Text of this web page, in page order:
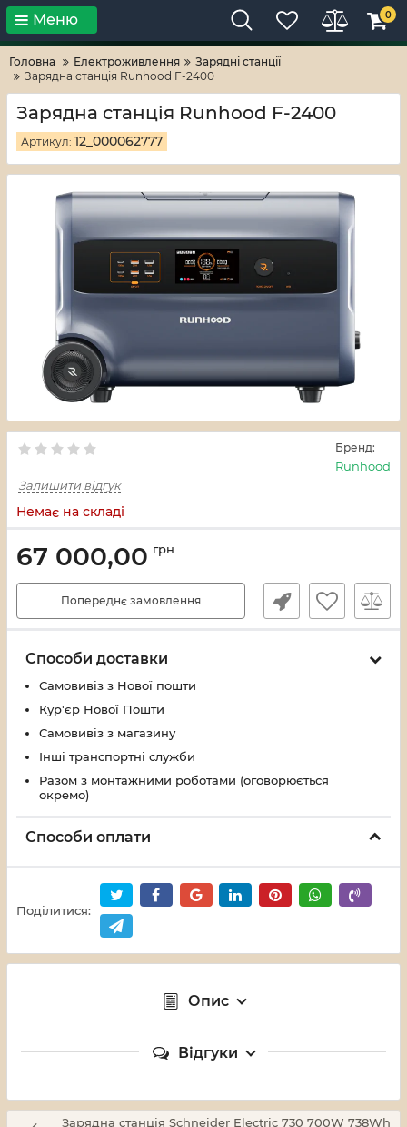
Тільки високі технології! RV-ZAFT
Меню 0
Головна Електроживлення
Зарядні станції
Зарядна станція Runhood F-2400
Зарядна станція Runhood F-2400
Артикул: 12_000062777
Бренд:
Runhood
Залишити відгук
Немає на складі
67 000,00 грн
Попереднє замовлення
Способи доставки
Самовивіз з Нової пошти
Кур'єр Нової Пошти
Самовивіз з магазину
Інші транспортні служби
Разом з монтажними роботами (оговорюється
окремо)
Способи оплати
Поділитися:
Опис
Відгуки
Зарядна станція Schneider Electric 730 700W 738Wh